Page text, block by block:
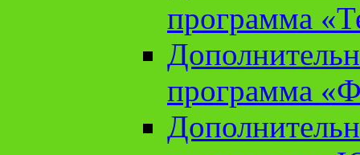
программа
программа